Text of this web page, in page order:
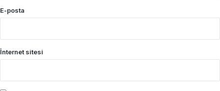
E-posta
İnternet sitesi